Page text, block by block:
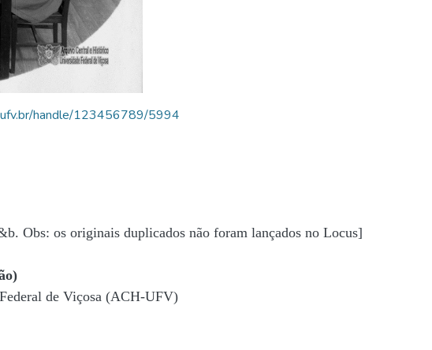
handle/123456789/5994
Obs: os originais duplicados não foram lançados no Locus]
de Viçosa (ACH-UFV)